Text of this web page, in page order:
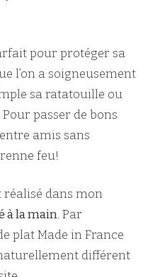
pour protéger sa
l’on a soigneusement
sa ratatouille ou
passer de bons
amis sans
feu!
réalisé dans mon
à la main. Par
plat Made in France
différent